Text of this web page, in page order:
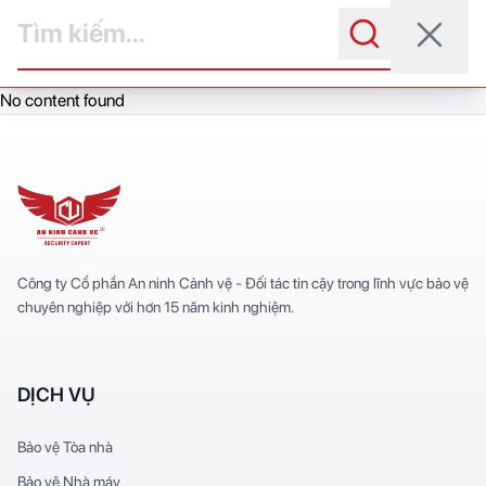
content
No content found
Công ty Cổ phần An ninh Cảnh vệ - Đối tác tin cậy trong lĩnh vực bảo vệ
chuyên nghiệp với hơn 15 năm kinh nghiệm.
DỊCH VỤ
Bảo vệ Tòa nhà
Bảo vệ Nhà máy